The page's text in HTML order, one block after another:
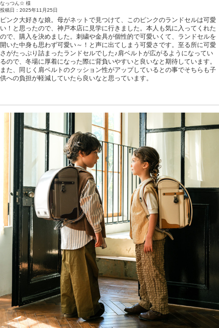
なっつん☆ 様
投稿日：2025年11月25日
ピンク大好きな娘。母がネットで見つけて、このピンクのランドセルは可愛
い！と思ったので、神戸本店に見学に行きました。本人も気に入ってくれた
ので、購入を決めました。刺繍や金具が個性的で可愛いくて、ランドセルを
開いた中身も思わず可愛い～！と声に出てしまう可愛さです。至る所に可愛
さがたっぷり詰まったランドセルでした♪肩ベルトが広がるようになってい
るので、冬場に厚着になった際に背負いやすいと良いなと期待しています。
また、同じく肩ベルトのクッション性がアップしているとの事でそちらも子
供への負担が軽減していたら良いなと思っています。